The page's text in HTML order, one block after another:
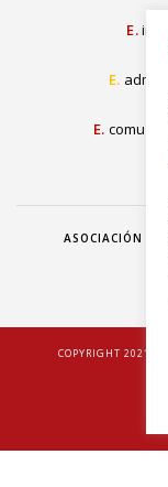
E.
E.
E.
ASOCIACIÓN
COPYRIGHT 2021 ©